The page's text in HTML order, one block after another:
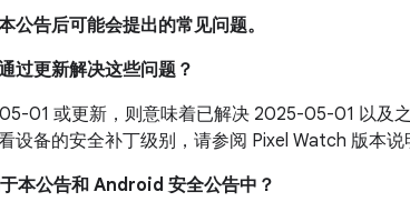
公告后可能会提出的常见问题。
过更新解决这些问题？
01 或更新，则意味着已解决 2025-05-01 以及
设备的安全补丁级别，请参阅 Pixel Watch 版本
本公告和 Android 安全公告中？